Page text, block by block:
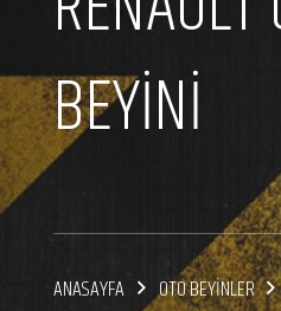
BEYİNİ
ANASAYFA OTO BEYİNLER